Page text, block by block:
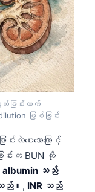
က်ခြင်းထက်
ဖြစ်ခြင်း
လဲပေးသောကြောင့်
င်းက BUN ကို
albumin သည်
သည်။ , INR သည်